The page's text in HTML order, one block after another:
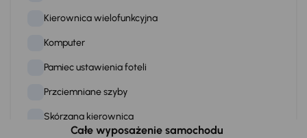
Kierownica wielofunkcyjna
Komputer
Pamiec ustawienia foteli
Przciemniane szyby
Skórzana kierownica
Całe wyposażenie samochodu